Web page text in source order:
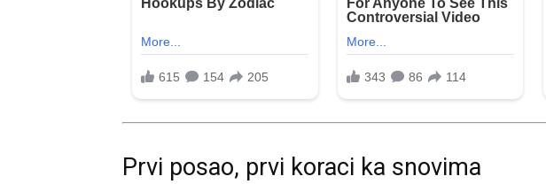
Prvi posao, prvi koraci ka snovima